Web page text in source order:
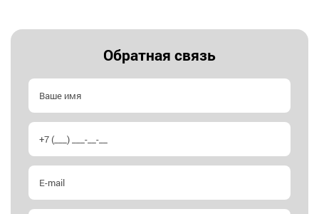
Обратная связь